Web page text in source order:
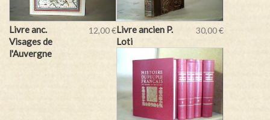
Livre anc.
Visages de
l'Auvergne
12,00 €Livre ancien P.
Loti
30,00 €